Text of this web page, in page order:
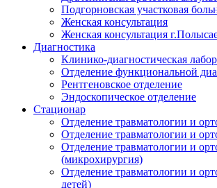
Подгорновская участковая
Женская консультация
Женская консультация
Диагностика
Клинико-диагностическая
Отделение функциональной
Рентгеновское отделение
Эндоскопическое отделение
Стационар
Отделение травматологии и
Отделение травматологии и
Отделение травматологии и
(микрохирургия)
Отделение травматологии и
детей)